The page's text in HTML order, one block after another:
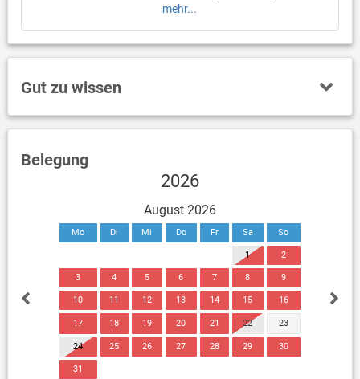
mehr...
Gut zu wissen
Belegung
2026
August 2026
Mo Di Mi Do Fr Sa So
1 2
3 4 5 6 7 8 9
10 11 12 13 14 15 16
17 18 19 20 21 22 23
24 25 26 27 28 29 30
31